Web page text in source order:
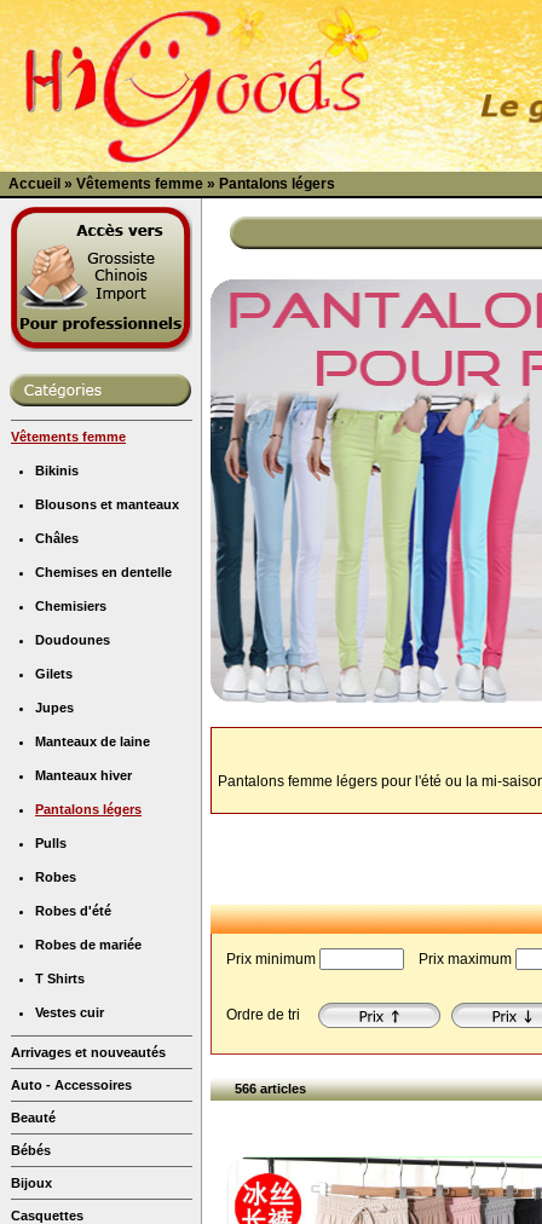
Accueil » Vêtements femme » Pantalons légers
Vêtements femme
Bikinis
Blousons et manteaux
Châles
Chemises en dentelle
Chemisiers
Doudounes
Gilets
Jupes
Manteaux de laine
Manteaux hiver
Pantalons légers
Pulls
Robes
Robes d'été
Robes de mariée
T Shirts
Vestes cuir
Arrivages et nouveautés
Auto - Accessoires
Beauté
Bébés
Bijoux
Casquettes
Pantalons femme légers pour l'été ou la mi-
Prix minimum  Prix maximum
Ordre de tri
566 articles